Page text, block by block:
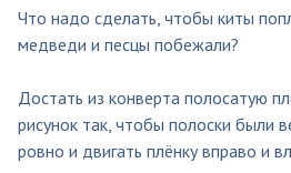
Что надо сделать, чтобы киты
медведи и песцы побежали?
Достать из конверта полосатую
рисунок так, чтобы полоски были
ровно и двигать плёнку вправо и